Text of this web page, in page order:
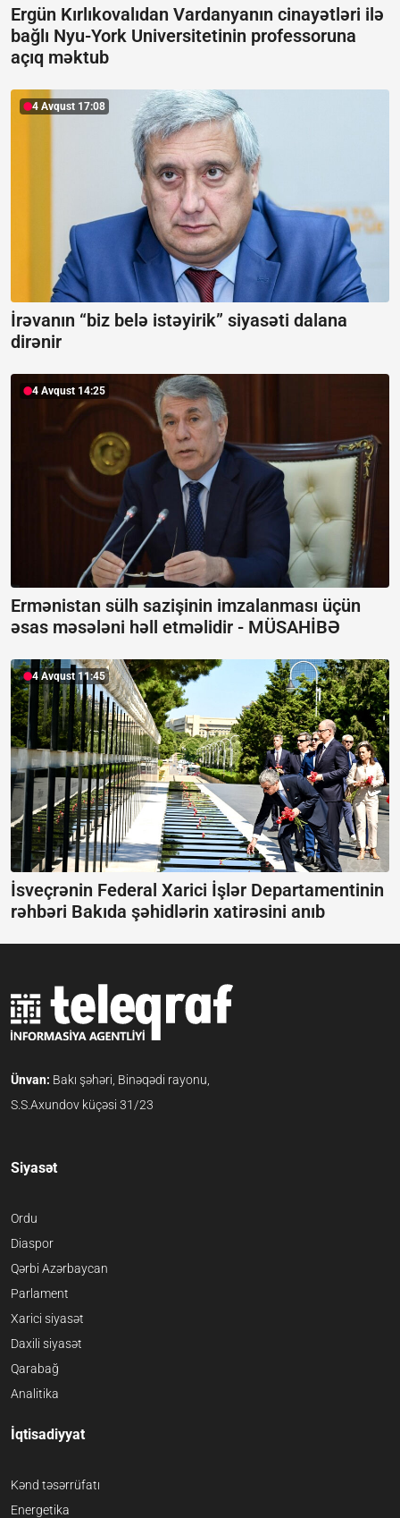
Ergün Kırlıkovalıdan Vardanyanın cinayətləri ilə
bağlı Nyu-York Universitetinin professoruna
açıq məktub
4 Avqust 17:08
İrəvanın “biz belə istəyirik” siyasəti dalana
dirənir
4 Avqust 14:25
Ermənistan sülh sazişinin imzalanması üçün
əsas məsələni həll etməlidir - MÜSAHİBƏ
4 Avqust 11:45
İsveçrənin Federal Xarici İşlər Departamentinin
rəhbəri Bakıda şəhidlərin xatirəsini anıb
Ünvan: Bakı şəhəri, Binəqədi rayonu,
S.S.Axundov küçəsi 31/23
Siyasət
Ordu
Diaspor
Qərbi Azərbaycan
Parlament
Xarici siyasət
Daxili siyasət
Qarabağ
Analitika
İqtisadiyyat
Kənd təsərrüfatı
Energetika